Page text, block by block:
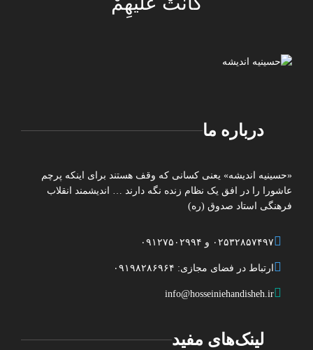
درباره ما
«حسینیه اندیشه» یعنی کسانی که وقف هستند برای اینکه پرچم
عاشورا را در افق یک نظام زنده نگه دارند … اندیشمند انقلاب
فرهنگی استاد صدوق (ره)
۰۲۵۳۲۸۵۷۴۹۷ و ۰۹۱۲۷۵۰۲۹۹۴
ارتباط در فضای مجازی: ۰۹۱۹۸۲۸۶۹۶۴
info@hosseiniehandisheh.ir
لینک‌های مفید